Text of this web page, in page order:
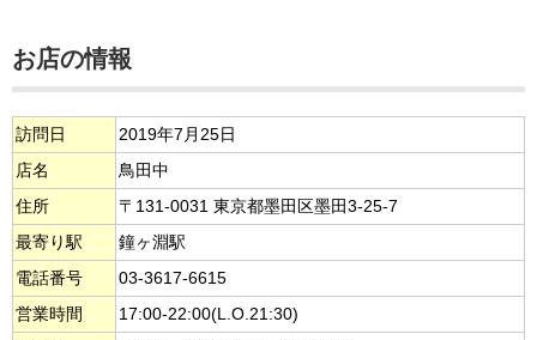
お店の情報
訪問日
2019年7月25日
店名
鳥田中
住所
〒131-0031 東京都墨田区墨田3-25-7
最寄り駅
鐘ヶ淵駅
電話番号
03-3617-6615
営業時間
17:00-22:00(L.O.21:30)